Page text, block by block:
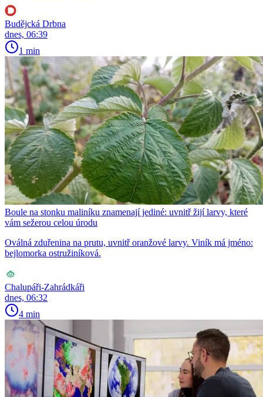
Budějcká Drbna
dnes, 06:39
1 min
Boule na stonku maliníku znamenají jediné: uvnitř žijí larvy, které
vám sežerou celou úrodu
Oválná zduřenina na prutu, uvnitř oranžové larvy. Viník má jméno:
bejlomorka ostružiníková.
Chalupáři-Zahrádkáři
dnes, 06:32
4 min